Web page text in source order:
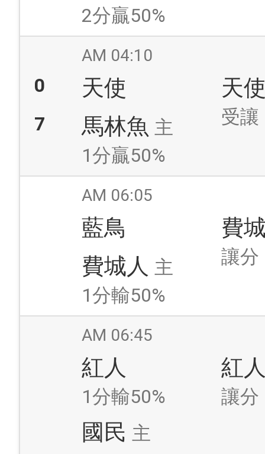
2分贏50%
AM 04:10
0 天使
7 馬林魚 主
1分贏50%
天
受讓
AM 06:05
藍鳥
費城人 主
1分輸50%
費
讓分
AM 06:45
紅人
1分輸50%
國民 主
紅
讓分